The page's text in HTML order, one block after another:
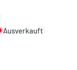
Ausverkauft